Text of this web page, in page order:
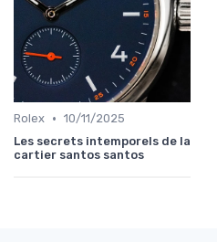
Rolex • 10/11/2025
Les secrets intemporels de la
cartier santos santos